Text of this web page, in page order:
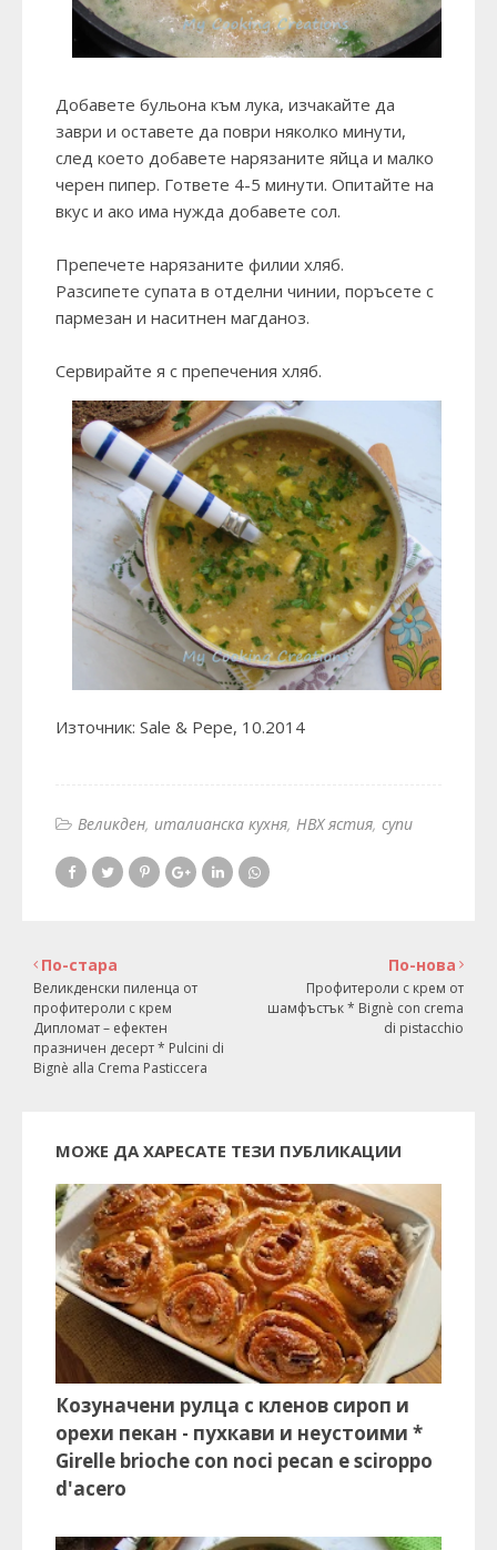
Добавете бульона към лука, изчакайте да
заври и оставете да поври няколко минути,
след което добавете нарязаните яйца и малко
черен пипер. Гответе 4-5 минути. Опитайте на
вкус и ако има нужда добавете сол.
Препечете нарязаните филии хляб.
Разсипете супата в отделни чинии, поръсете с
пармезан и наситнен магданоз.
Сервирайте я с препечения хляб.
Източник: Sale & Pepe, 10.2014
Великден италианска кухня НВХ ястия супи
По-нова
Профитероли с крем от
шамфъстък * Bignè con crema
di pistacchio
По-стара
Великденски пиленца от
профитероли с крем
Дипломат – ефектен
празничен десерт * Pulcini di
Bignè alla Crema Pasticcera
МОЖЕ ДА ХАРЕСАТЕ ТЕЗИ ПУБЛИКАЦИИ
Козуначени рулца с кленов сироп и
орехи пекан - пухкави и неустоими *
Girelle brioche con noci pecan e sciroppo
d'acero